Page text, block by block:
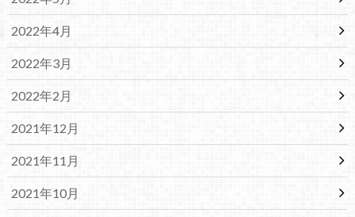
2022年4月
2022年3月
2022年2月
2021年12月
2021年11月
2021年10月